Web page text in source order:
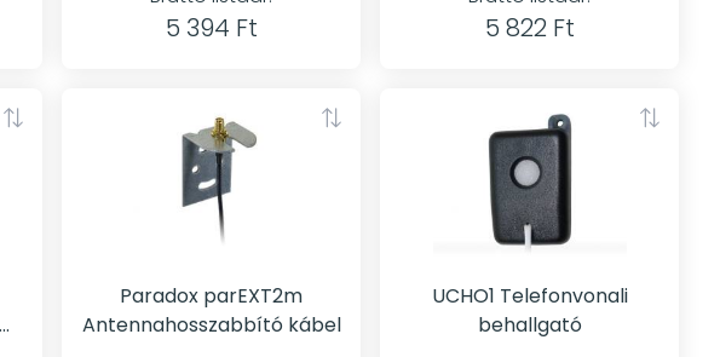
5 394 Ft 5 822 Ft
Paradox parEXT2m
Antennahosszabbító kábel
UCHO1 Telefonvonali
behallgató